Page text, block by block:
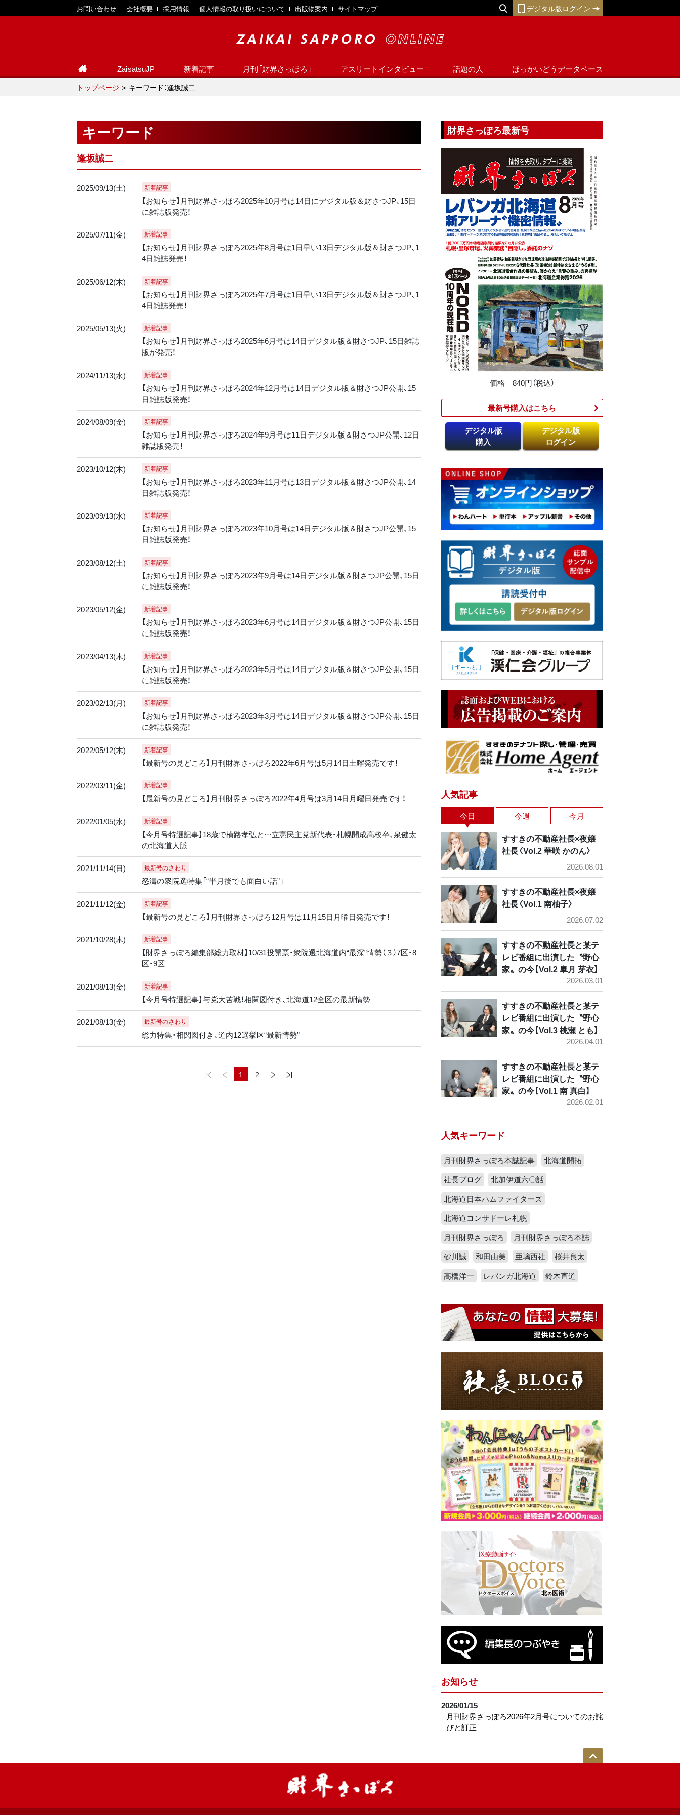
お問い合わせ 会社概要 採用情報 個人情報の取り扱いについて 出版物案内 サイトマップ デジタル版ログイン
ZaisatsuJP 新着記事 月刊「財界さっぽろ」 アスリートインタビュー 話題の人 ほっかいどうデータベース
トップページ キーワード：逢坂誠二
キーワード
逢坂誠二
2025/09/13(土) 新着記事
【お知らせ】月刊財界さっぽろ2025年10月号は14日にデジタル版＆財さつJP、15日
に雑誌版発売！
2025/07/11(金) 新着記事
【お知らせ】月刊財界さっぽろ2025年8月号は1日早い13日デジタル版＆財さつJP、1
4日雑誌発売！
2025/06/12(木) 新着記事
【お知らせ】月刊財界さっぽろ2025年7月号は1日早い13日デジタル版＆財さつJP、1
4日雑誌発売！
2025/05/13(火) 新着記事
【お知らせ】月刊財界さっぽろ2025年6月号は14日デジタル版＆財さつJP、15日雑誌
版が発売！
2024/11/13(水) 新着記事
【お知らせ】月刊財界さっぽろ2024年12月号は14日デジタル版＆財さつJP公開、15
日雑誌版発売！
2024/08/09(金) 新着記事
【お知らせ】月刊財界さっぽろ2024年9月号は11日デジタル版＆財さつJP公開、12日
雑誌版発売！
2023/10/12(木) 新着記事
【お知らせ】月刊財界さっぽろ2023年11月号は13日デジタル版＆財さつJP公開、14
日雑誌版発売！
2023/09/13(水) 新着記事
【お知らせ】月刊財界さっぽろ2023年10月号は14日デジタル版＆財さつJP公開、15
日雑誌版発売！
2023/08/12(土) 新着記事
【お知らせ】月刊財界さっぽろ2023年9月号は14日デジタル版＆財さつJP公開、15日
に雑誌版発売！
2023/05/12(金) 新着記事
【お知らせ】月刊財界さっぽろ2023年6月号は14日デジタル版＆財さつJP公開、15日
に雑誌版発売！
2023/04/13(木) 新着記事
【お知らせ】月刊財界さっぽろ2023年5月号は14日デジタル版＆財さつJP公開、15日
に雑誌版発売！
2023/02/13(月) 新着記事
【お知らせ】月刊財界さっぽろ2023年3月号は14日デジタル版＆財さつJP公開、15日
に雑誌版発売！
2022/05/12(木) 新着記事
【最新号の見どころ】月刊財界さっぽろ2022年6月号は5月14日土曜発売です！
2022/03/11(金) 新着記事
【最新号の見どころ】月刊財界さっぽろ2022年4月号は3月14日月曜日発売です！
2022/01/05(水) 新着記事
【今月号特選記事】18歳で横路孝弘と…立憲民主党新代表・札幌開成高校卒、泉健太
の北海道人脈
2021/11/14(日) 最新号のさわり
怒濤の衆院選特集「“半月後でも面白い話”」
2021/11/12(金) 新着記事
【最新号の見どころ】月刊財界さっぽろ12月号は11月15日月曜日発売です！
2021/10/28(木) 新着記事
【財界さっぽろ編集部総力取材】10/31投開票・衆院選北海道内“最深”情勢（３）7区・8
区・9区
2021/08/13(金) 新着記事
【今月号特選記事】与党大苦戦！相関図付き、北海道12全区の最新情勢
2021/08/13(金) 最新号のさわり
総力特集・相関図付き、道内12選挙区“最新情勢”
1 2
財界さっぽろ最新号
価格 840円（税込）
最新号購入はこちら​
デジタル版
購入
デジタル版
ログイン
人気記事
今日 今週 今月
すすきの不動産社長×夜嬢
社長〈Vol.2 華咲 かのん〉
2026.08.01
すすきの不動産社長×夜嬢
社長〈Vol.1 南柚子〉
2026.07.02
すすきの不動産社長と某テ
レビ番組に出演した〝野心
家〟の今【Vol.2 皐月 芽衣】
2026.03.01
すすきの不動産社長と某テ
レビ番組に出演した〝野心
家〟の今【Vol.3 桃瀬 とも】
2026.04.01
すすきの不動産社長と某テ
レビ番組に出演した〝野心
家〟の今【Vol.1 南 真白】
2026.02.01
人気キーワード
月刊財界さっぽろ本誌記事
北海道開拓
社長ブログ
北加伊道六〇話
北海道日本ハムファイターズ
北海道コンサドーレ札幌
月刊財界さっぽろ
月刊財界さっぽろ本誌
砂川誠
和田由美 亜璃西社
桜井良太
高橋洋一
レバンガ北海道 鈴木直道
お知らせ
2026/01/15
月刊財界さっぽろ2026年2月号についてのお詫
びと訂正